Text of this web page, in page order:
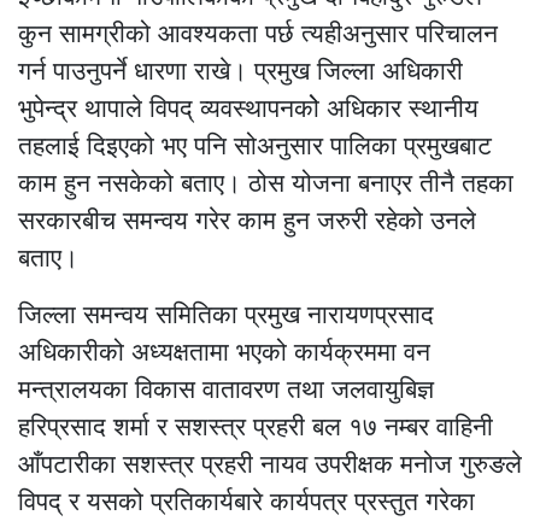
कुन सामग्रीको आवश्यकता पर्छ त्यहीअनुसार परिचालन
गर्न पाउनुपर्ने धारणा राखे। प्रमुख जिल्ला अधिकारी
भुपेन्द्र थापाले विपद् व्यवस्थापनकोे अधिकार स्थानीय
तहलाई दिइएको भए पनि सोअनुसार पालिका प्रमुखबाट
काम हुन नसकेको बताए। ठोस योजना बनाएर तीनै तहका
सरकारबीच समन्वय गरेर काम हुन जरुरी रहेको उनले
बताए।
जिल्ला समन्वय समितिका प्रमुख नारायणप्रसाद
अधिकारीको अध्यक्षतामा भएको कार्यक्रममा वन
मन्त्रालयका विकास वातावरण तथा जलवायुबिज्ञ
हरिप्रसाद शर्मा र सशस्त्र प्रहरी बल १७ नम्बर वाहिनी
आँपटारीका सशस्त्र प्रहरी नायव उपरीक्षक मनोज गुरुङले
विपद् र यसको प्रतिकार्यबारे कार्यपत्र प्रस्तुत गरेका